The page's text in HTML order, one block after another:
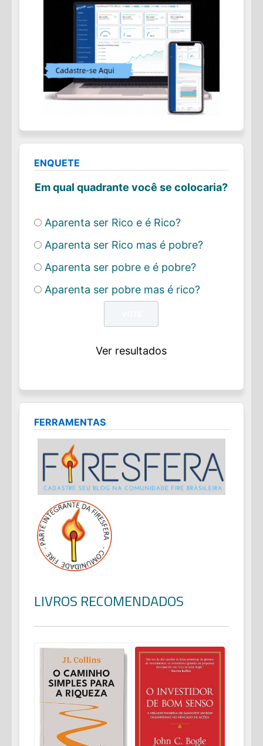
ENQUETE
Em qual quadrante você se colocaria?
Aparenta ser Rico e é Rico?
Aparenta ser Rico mas é pobre?
Aparenta ser pobre e é pobre?
Aparenta ser pobre mas é rico?
Ver resultados
FERRAMENTAS
LIVROS RECOMENDADOS